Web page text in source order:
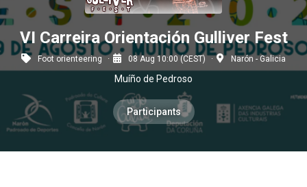
VI Carreira Orientación Gulliver Fest
Foot orienteering 08 Aug 10:00 (CEST) Narón - Galicia
Muíño de Pedroso
Participants